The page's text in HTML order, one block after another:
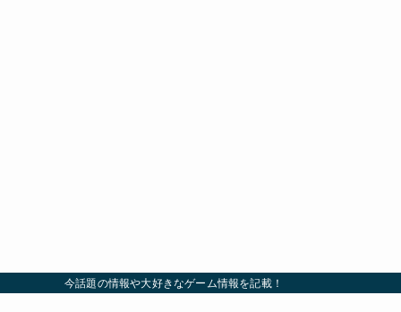
今話題の情報や大好きなゲーム情報を記載！